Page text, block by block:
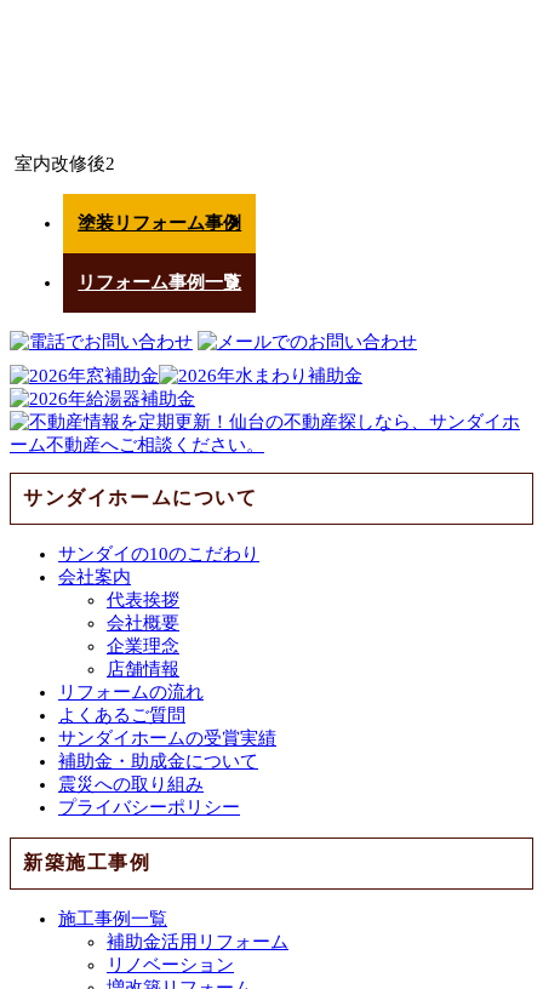
室内改修後2
塗装リフォーム事例
リフォーム事例一覧
サンダイホームについて
サンダイの10のこだわり
会社案内
代表挨拶
会社概要
企業理念
店舗情報
リフォームの流れ
よくあるご質問
サンダイホームの受賞実績
補助金・助成金について
震災への取り組み
プライバシーポリシー
新築施工事例
施工事例一覧
補助金活用リフォーム
リノベーション